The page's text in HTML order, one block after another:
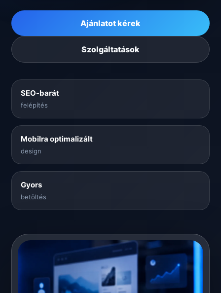
Ajánlatot kérek
Szolgáltatások
SEO-barát
felépítés
Mobilra optimalizált
design
Gyors
betöltés